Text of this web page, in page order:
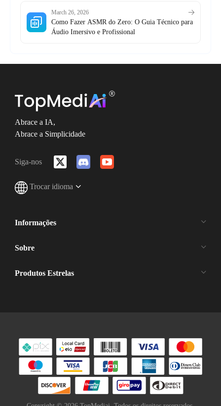
March 26, 2026
Como Fazer ASMR do Zero: O Guia Técnico para
Áudio Imersivo e Profissional
Abrace a IA,
Abrace a Simplicidade
Siga-nos
Trocar idioma
Informações
Sobre
Produtos Estrelas